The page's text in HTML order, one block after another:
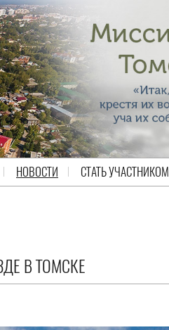
НОВОСТИ СТАТЬ УЧАСТНИКОМ
В ТОМСКЕ